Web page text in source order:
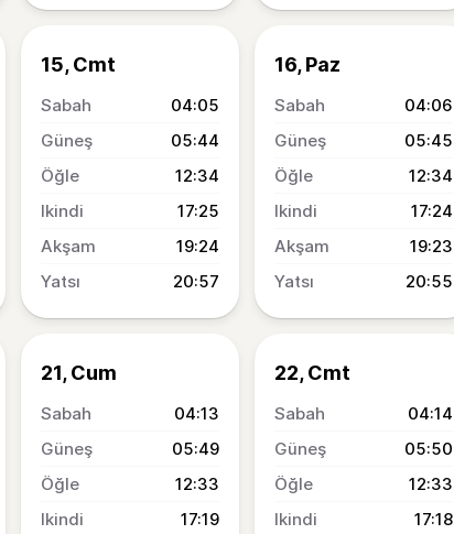
15, Cmt
04:05
05:44
12:34
17:25
19:24
20:57
16, Paz
04:06
05:45
12:34
17:24
19:23
20:55
21, Cum
04:13
05:49
12:33
17:19
22, Cmt
04:14
05:50
12:33
17:18